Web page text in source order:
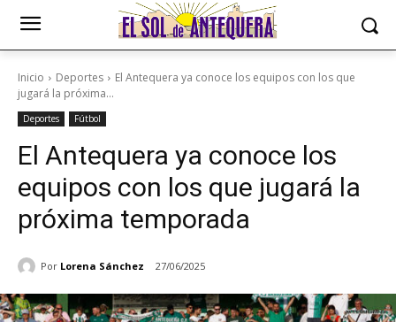
Inicio Deportes
El Antequera ya conoce los equipos con los que
jugará la próxima...
Deportes Fútbol
El Antequera ya conoce los
equipos con los que jugará la
próxima temporada
Por Lorena Sánchez 27/06/2025